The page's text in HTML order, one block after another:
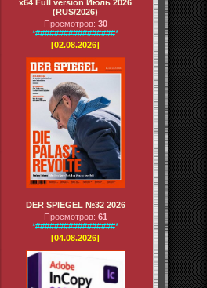
x64 Full version Июль 2026
(RUS/2026)
Просмотров: 30
*#################*
[02.08.2026]
DER SPIEGEL №32 2026
Просмотров: 61
*#################*
[04.08.2026]